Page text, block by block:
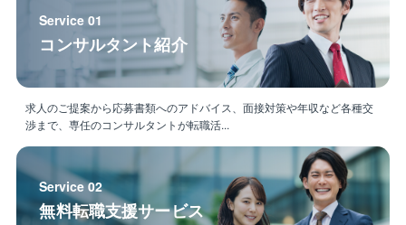
（20代2名 30代1名 40代3名 50代5名）
■働き方について：
・出張は近隣エリアに行くことはありますが、現状出
張している人の方が少ないです。
・残業時間を減らすために建設ディレクターのポジシ
ョンを設けるなど、施工管理の負担を減らすための施
■定年制度
定年65歳※選択定年制
Service 01
コンサルタント紹介
求人のご提案から応募書類へのアドバイス、面接対策や年収など各種交
渉まで、専任のコンサルタントが転職活...
Service 02
無料転職支援サービス